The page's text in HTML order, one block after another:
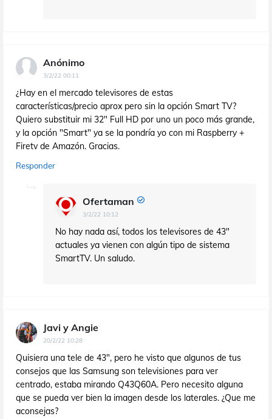
Anónimo
3/2/22 00:11
¿Hay en el mercado televisores de estas
características/precio aprox pero sin la opción Smart TV?
Quiero substituir mi 32" Full HD por uno un poco más grande,
y la opción "Smart" ya se la pondría yo con mi Raspberry +
Firetv de Amazón. Gracias.
Responder
Ofertaman
3/2/22 10:12
No hay nada así, todos los televisores de 43"
actuales ya vienen con algún tipo de sistema
SmartTV. Un saludo.
Javi y Angie
20/2/22 10:28
Quisiera una tele de 43", pero he visto que algunos de tus
consejos que las Samsung son televisiones para ver
centrado, estaba mirando Q43Q60A. Pero necesito alguna
que se pueda ver bien la imagen desde los laterales. ¿Que me
aconsejas?